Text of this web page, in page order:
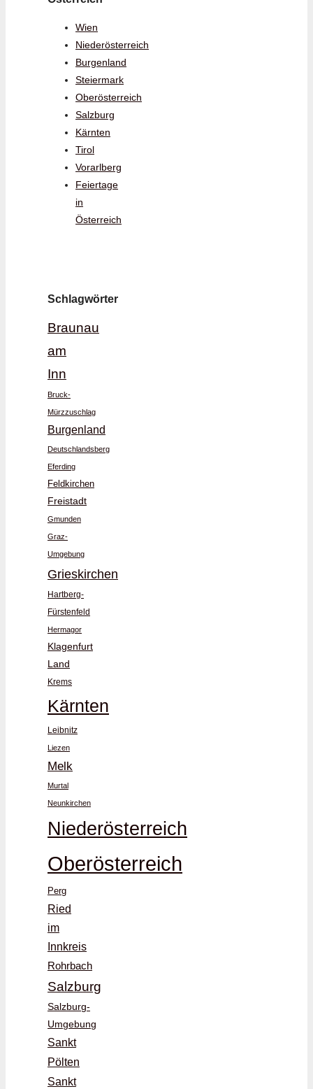
Wien
Niederösterreich
Burgenland
Steiermark
Oberösterreich
Salzburg
Kärnten
Tirol
Vorarlberg
Feiertage
in
Österreich
Schlagwörter
Braunau
am
Inn
Bruck-
Mürzzuschlag
Burgenland
Deutschlandsberg
Eferding
Feldkirchen
Freistadt
Gmunden
Graz-
Umgebung
Grieskirchen
Hartberg-
Fürstenfeld
Hermagor
Klagenfurt
Land
Krems
Kärnten
Leibnitz
Liezen
Melk
Murtal
Neunkirchen
Niederösterreich
Oberösterreich
Perg
Ried
im
Innkreis
Rohrbach
Salzburg
Salzburg-
Umgebung
Sankt
Pölten
Sankt